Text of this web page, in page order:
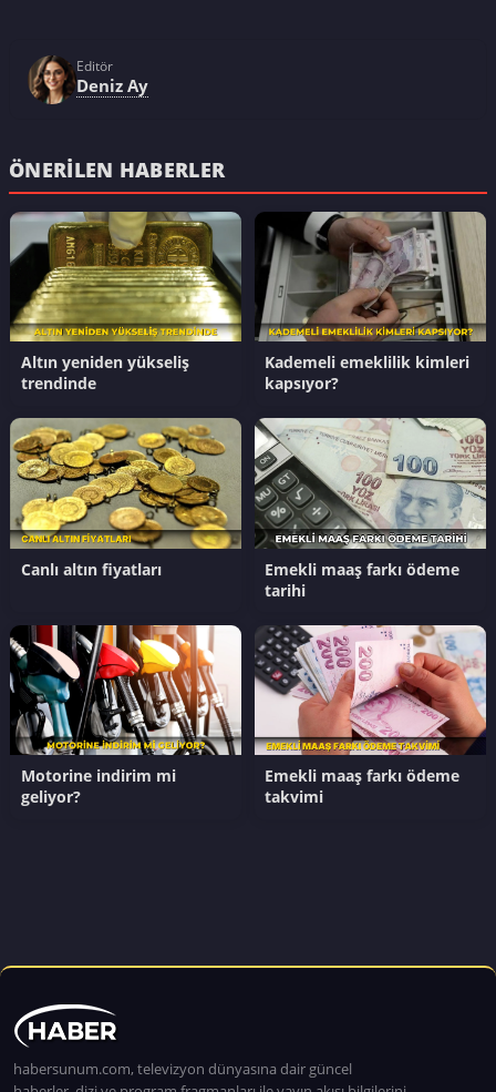
Editör
Deniz Ay
ÖNERILEN HABERLER
Altın yeniden yükseliş
trendinde
Kademeli emeklilik kimleri
kapsıyor?
Canlı altın fiyatları
Emekli maaş farkı ödeme
tarihi
Motorine indirim mi
geliyor?
Emekli maaş farkı ödeme
takvimi
habersunum.com, televizyon dünyasına dair güncel